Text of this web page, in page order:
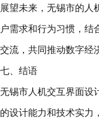
展望未来，无锡市的人
户需求和行为习惯，
交流，共同推动数字经
七、结语
无锡市人机交互界面设
的设计能力和技术实力